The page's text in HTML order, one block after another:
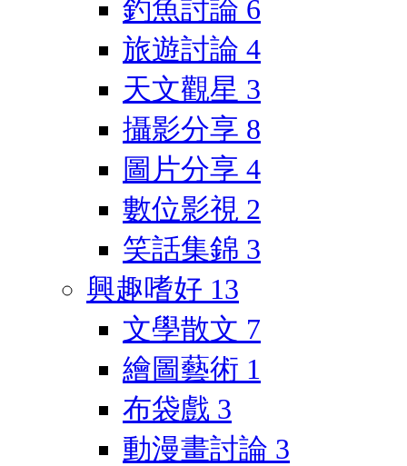
釣魚討論 6
旅遊討論 4
天文觀星 3
攝影分享 8
圖片分享 4
數位影視 2
笑話集錦 3
興趣嗜好 13
文學散文 7
繪圖藝術 1
布袋戲 3
動漫畫討論 3